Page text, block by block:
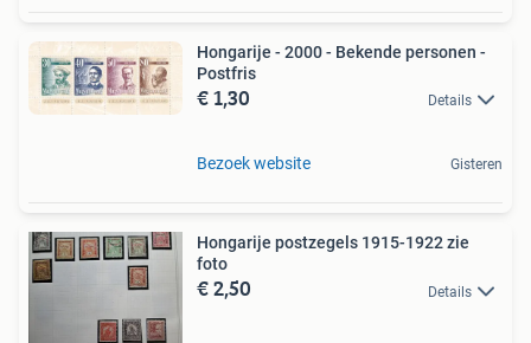
Hongarije - 2000 - Bekende personen -
Postfris
€ 1,30 Details
Bezoek website Gisteren
Hongarije postzegels 1915-1922 zie
foto
€ 2,50 Details